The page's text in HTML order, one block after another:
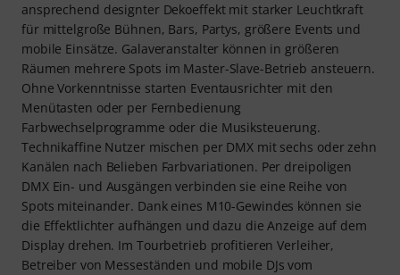
ansprechend designter Dekoeffekt mit starker Leuchtkraft
für mittelgroße Bühnen, Bars, Partys, größere Events und
mobile Einsätze. Galaveranstalter können in größeren
Räumen mehrere Spots im Master-Slave-Betrieb ansteuern.
Ohne Vorkenntnisse starten Eventausrichter mit den
Menütasten oder per Fernbedienung
Farbwechselprogramme oder die Musiksteuerung.
Technikaffine Nutzer mischen per DMX mit sechs oder zehn
Kanälen nach Belieben Farbvariationen. Per dreipoligen
DMX Ein- und Ausgängen verbinden sie eine Reihe von
Spots miteinander. Dank eines M10-Gewindes können sie
die Effektlichter aufhängen und dazu die Anzeige auf dem
Display drehen. Im Tourbetrieb profitieren Verleiher,
Betreiber von Messeständen und mobile DJs vom